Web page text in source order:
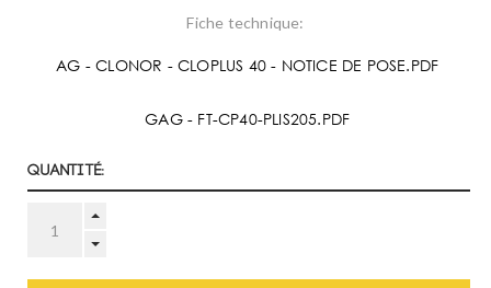
Fiche technique:
AG - CLONOR - CLOPLUS 40 - NOTICE DE POSE.PDF
GAG - FT-CP40-PLIS205.PDF
Quantité: